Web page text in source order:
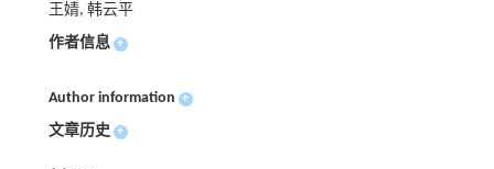
王婧, 韩云平
作者信息 +
Author information +
文章历史 +